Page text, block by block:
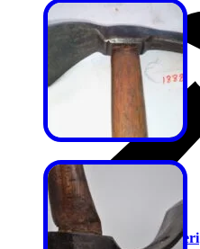
Kaportacı Çekiçleri